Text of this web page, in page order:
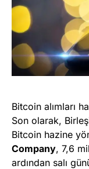
Bitcoin alımları
Son olarak,
Bitcoin hazine
Company, 7,6
ardından salı